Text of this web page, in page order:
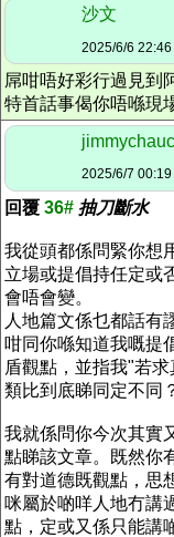
沙文
2025/6/6 22:46
屌咁唔好彩行過見到
特首話事偈你唔喺現
2025/6/7 00:19
回覆 36# 抽刀斷水
我從頭都係問緊你想
立場或提倡持任定或
會唔會變。
人地篇文係乜都話有
咁同你喺知道我嘅提
盾觀點，並指我"若
類比到底睇同定不同
我就係問你今次其實
點睇該文章。既然你
有對道德既觀點，思
咪屬於啲咩人地冇講
點，定或又係只能講